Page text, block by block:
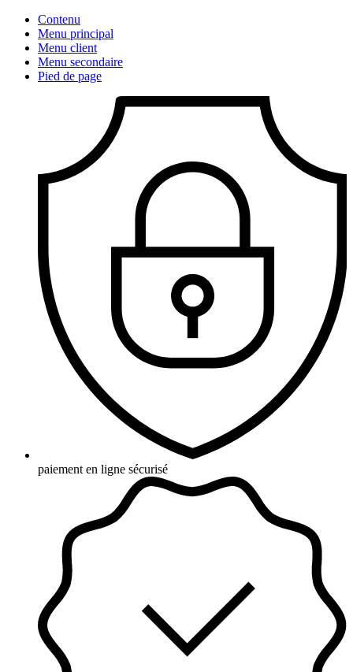
Contenu
Menu principal
Menu client
Menu secondaire
Pied de page
paiement en ligne sécurisé